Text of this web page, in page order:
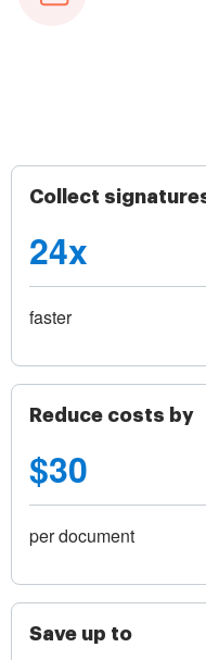
Collect
24x
faster
Reduce costs by
$30
per document
Save up to